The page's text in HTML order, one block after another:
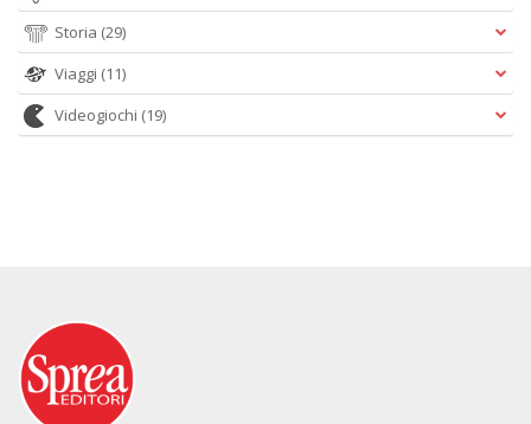
Storia (29)
Viaggi (11)
Videogiochi (19)